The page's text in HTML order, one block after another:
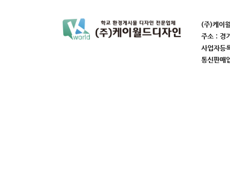
(주)케이
주소 : 경
사업자
통신판매